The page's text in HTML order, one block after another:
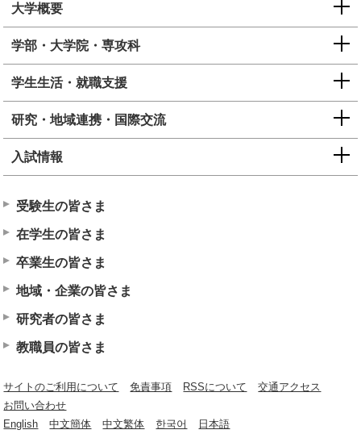
大学概要
学部・大学院・専攻科
学生生活・就職支援
研究・地域連携・国際交流
入試情報
受験生の皆さま
在学生の皆さま
卒業生の皆さま
地域・企業の皆さま
研究者の皆さま
教職員の皆さま
サイトのご利用について 免責事項 RSSについて
交通アクセス
お問い合わせ
English
中文簡体 中文繁体 한국어 日本語